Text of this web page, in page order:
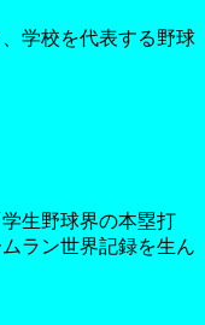
学校を代表する野球
生野球界の本塁打
ラン世界記録を生ん